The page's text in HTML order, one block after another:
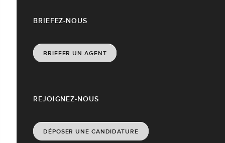
REJOIGNEZ-NOUS
DÉPOSER UNE CANDIDATURE
BRIEFEZ-NOUS
BRIEFER UN AGENT